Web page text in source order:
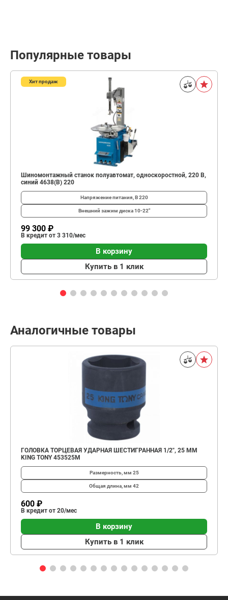
Популярные товары
Хит продаж
Шиномонтажный станок полуавтомат, односкоростной, 220 В,
синий 4638(B) 220
Напряжение питания, В220
Внешний зажим диска10-22"
99 300 ₽
В кредит от 3 310/мес
В корзину
Купить в 1 клик
Аналогичные товары
ГОЛОВКА ТОРЦЕВАЯ УДАРНАЯ ШЕСТИГРАННАЯ 1/2", 25 ММ
KING TONY 453525M
Размерность, мм 25
Общая длина, мм 42
600 ₽
В кредит от 20/мес
В корзину
Купить в 1 клик